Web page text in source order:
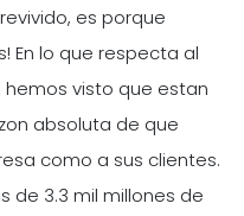
es porque
En lo que respecta al
visto que estan
absoluta de que
como a sus clientes.
de 3.3 mil millones de